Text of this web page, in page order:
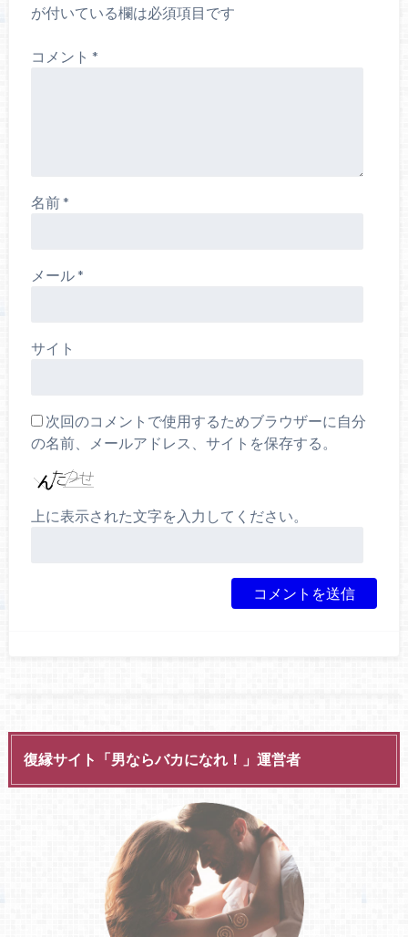
が付いている欄は必須項目です
コメント *
名前*
メール*
サイト
次回のコメントで使用するためブラウザーに自分
の名前、メールアドレス、サイトを保存する。
上に表示された文字を入力してください。
復縁サイト「男ならバカになれ！」運営者